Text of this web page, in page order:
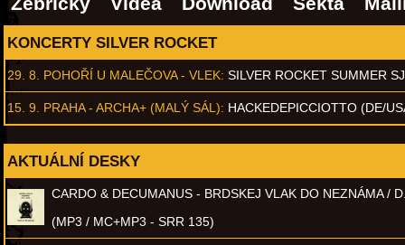
KONCERTY SILVER ROCKET
29. 8. POHOŘÍ U MALEČOVA - VLEK: SILVER ROCKET SUMMER
15. 9. PRAHA - ARCHA+ (MALÝ SÁL): HACKEDEPICCIOTTO (DE/
AKTUÁLNÍ DESKY
CARDO & DECUMANUS - BRDSKEJ VLAK DO NEZNÁMA /
(MP3 / MC+MP3 - SRR 135)